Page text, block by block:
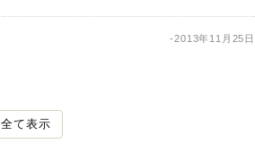
-2013年11月25日
全て表示